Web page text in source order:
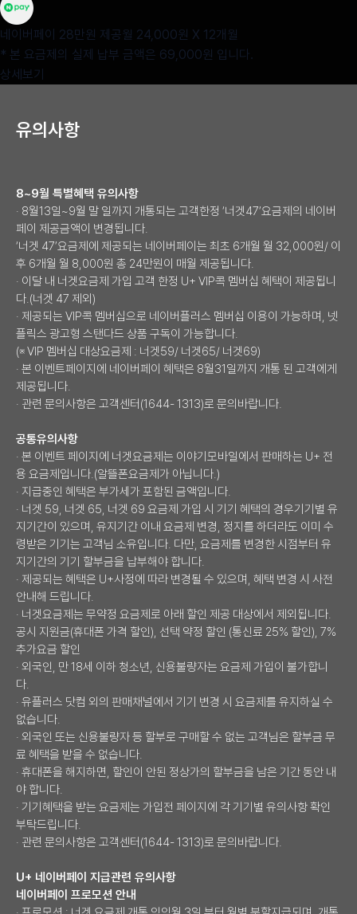
네이버페이 28만원 제공월 24,000원 X 12개월
* 본 요금제의 실제 납부 금액은 69,000원 입니다.
상세보기
유의사항
8~9월 특별혜택 유의사항
· 8월13일~9월 말 일까지 개통되는 고객한정 ‘너겟47’요금제의 네이버
페이 제공금액이 변경됩니다.
‘너겟 47’요금제에 제공되는 네이버페이는 최초 6개월 월 32,000원/ 이
후 6개월 월 8,000원 총 24만원이 매월 제공됩니다.
· 이달 내 너겟요금제 가입 고객 한정 U+ VIP콕 멤버십 혜택이 제공됩니
다.(너겟 47 제외)
· 제공되는 VIP콕 멤버십으로 네이버플러스 멤버십 이용이 가능하며, 넷
플릭스 광고형 스탠다드 상품 구독이 가능합니다.
(※ VIP 멤버십 대상요금제 : 너겟59/ 너겟65/ 너겟69)
· 본 이벤트페이지에 네이버페이 혜택은 8월31일까지 개통 된 고객에게
제공됩니다.
· 관련 문의사항은 고객센터(1644- 1313)로 문의바랍니다.
공통유의사항
· 본 이벤트 페이지에 너겟요금제는 이야기모바일에서 판매하는 U+ 전
용 요금제입니다.(알뜰폰요금제가 아닙니다.)
· 지급중인 혜택은 부가세가 포함된 금액입니다.
· 너겟 59, 너겟 65, 너겟 69 요금제 가입 시 기기 혜택의 경우기기별 유
지기간이 있으며, 유지기간 이내 요금제 변경, 정지를 하더라도 이미 수
령받은 기기는 고객님 소유입니다. 다만, 요금제를 변경한 시점부터 유
지기간의 기기 할부금을 납부해야 합니다.
· 제공되는 혜택은 U+사정에 따라 변경될 수 있으며, 혜택 변경 시 사전
안내해 드립니다.
· 너겟요금제는 무약정 요금제로 아래 할인 제공 대상에서 제외됩니다.
공시 지원금(휴대폰 가격 할인), 선택 약정 할인 (통신료 25% 할인), 7%
추가요금 할인
· 외국인, 만 18세 이하 청소년, 신용불량자는 요금제 가입이 불가합니
다.
· 유플러스 닷컴 외의 판매채널에서 기기 변경 시 요금제를 유지하실 수
없습니다.
· 외국인 또는 신용불량자 등 할부로 구매할 수 없는 고객님은 할부금 무
료 혜택을 받을 수 없습니다.
· 휴대폰을 해지하면, 할인이 안된 정상가의 할부금을 남은 기간 동안 내
야 합니다.
· 기기혜택을 받는 요금제는 가입전 페이지에 각 기기별 유의사항 확인
부탁드립니다.
· 관련 문의사항은 고객센터(1644- 1313)로 문의바랍니다.
U+ 네이버페이 지급관련 유의사항
네이버페이 프로모션 안내